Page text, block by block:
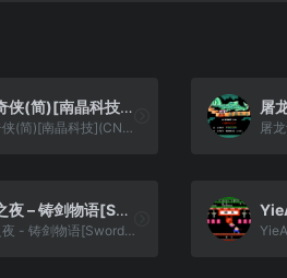
仙剑奇侠(简)[南晶科技](CN)[RPG](16Mb)
仙剑奇侠(简)[南晶科技](CN)[RPG](16Mb)
召唤之夜 – 铸剑物语[SwordcraftStory](v1.0) (Fix)(简)(JP)(80Mb)
召唤之夜 - 铸剑物语[SwordcraftStory](v1.0) (Fix)(简)(JP)(80Mb)